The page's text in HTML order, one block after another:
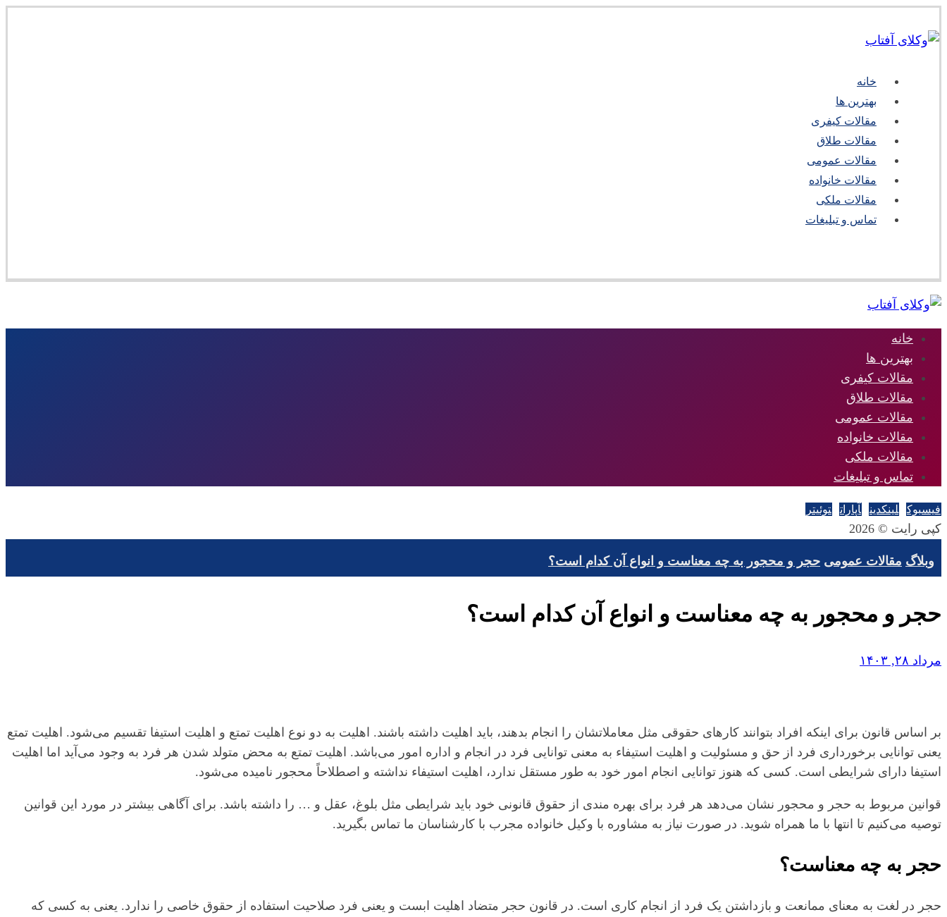
خانه
بهترین ها
مقالات کیفری
مقالات طلاق
مقالات عمومی
مقالات خانواده
مقالات ملکی
تماس و تبلیغات
خانه
بهترین ها
مقالات کیفری
مقالات طلاق
مقالات عمومی
مقالات خانواده
مقالات ملکی
تماس و تبلیغات
فیسبوک لینکدین آپارات توئیتر
کپی رایت © 2026
وبلاگ مقالات عمومی حجر و محجور به چه معناست و انواع آن کدام است؟
حجر و محجور به چه معناست و انواع آن کدام است؟
مرداد ۲۸, ۱۴۰۳
بر اساس قانون برای اینکه افراد بتوانند کارهای حقوقی‌ مثل معاملاتشان را انجام بدهند، باید اهلیت داشته باشند. اهلیت به دو نوع اهلیت تمتع و اهلیت استیفا تقسیم می‌شود. اهلیت تمتع
یعنی توانایی برخورداری فرد از حق و مسئولیت و اهلیت استیفاء به معنی توانایی فرد در انجام و اداره امور می‌باشد. اهلیت تمتع به محض متولد شدن هر فرد به وجود می‌آید اما اهلیت
استیفا دارای شرایطی است. کسی که هنوز توانایی انجام امور خود به طور مستقل ندارد، اهلیت استیفاء نداشته و اصطلاحاً محجور نامیده می‌شود.
قوانین مربوط به حجر و محجور نشان می‌دهد هر فرد برای بهره مندی از حقوق قانونی خود باید شرایطی مثل بلوغ، عقل و … را داشته باشد. برای آگاهی بیشتر در مورد این قوانین
توصیه می‌کنیم تا انتها با ما همراه شوید. در صورت نیاز به مشاوره با وکیل خانواده مجرب با کارشناسان ما تماس بگیرید.
حجر به چه معناست؟
حجر در لغت به معنای ممانعت و بازداشتن یک فرد از انجام کاری است. در قانون حجر متضاد اهلیت ابست و یعنی فرد صلاحیت استفاده از حقوق خاصی را ندارد. یعنی به کسی که